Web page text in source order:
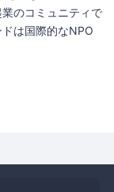
のコミュニティで
は国際的なNPO